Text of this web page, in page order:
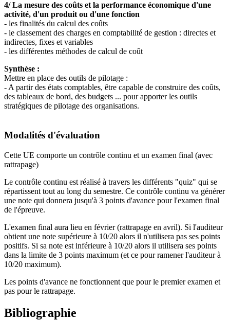
4/ La mesure des coûts et la performance économique d'une
activité, d'un produit ou d'une fonction
- les finalités du calcul des coûts
- le classement des charges en comptabilité de gestion : directes et
indirectes, fixes et variables
- les différentes méthodes de calcul de coût
Synthèse :
Mettre en place des outils de pilotage :
- A partir des états comptables, être capable de construire des coûts,
des tableaux de bord, des budgets ... pour apporter les outils
stratégiques de pilotage des organisations.
Modalités d'évaluation
Cette UE comporte un contrôle continu et un examen final (avec
rattrapage)
Le contrôle continu est réalisé à travers les différents "quiz" qui se
répartissent tout au long du semestre. Ce contrôle continu va générer
une note qui donnera jusqu'à 3 points d'avance pour l'examen final
de l'épreuve.
L'examen final aura lieu en février (rattrapage en avril). Si l'auditeur
obtient une note supérieure à 10/20 alors il n'utilisera pas ses points
positifs. Si sa note est inférieure à 10/20 alors il utilisera ses points
dans la limite de 3 points maximum (et ce pour ramener l'auditeur à
10/20 maximum).
Les points d'avance ne fonctionnent que pour le premier examen et
pas pour le rattrapage.
Bibliographie